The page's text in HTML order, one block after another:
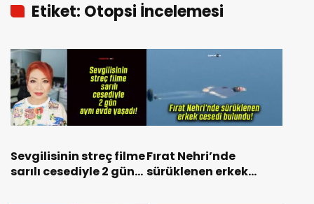
Etiket: Otopsi İncelemesi
Sevgilisinin streç filme
sarılı cesediyle 2 gün
Fırat Nehri’nde
sürüklenen erkek